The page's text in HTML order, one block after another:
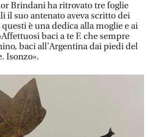
Brindani ha ritrovato tre foglie
il suo antenato aveva scritto dei
è una dedica alla moglie e ai
baci a te F. che sempre
baci all’Argentina dai piedi del
Isonzo».